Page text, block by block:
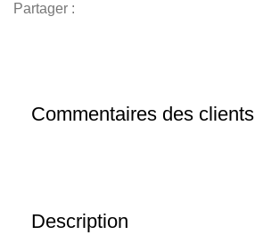
Partager :
Description
Commentaires des clients